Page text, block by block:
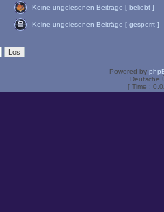
Keine ungelesenen Beiträge [ beliebt ]
Keine ungelesenen Beiträge [ gesperrt ]
Powered by
Deutsche
[ Time :